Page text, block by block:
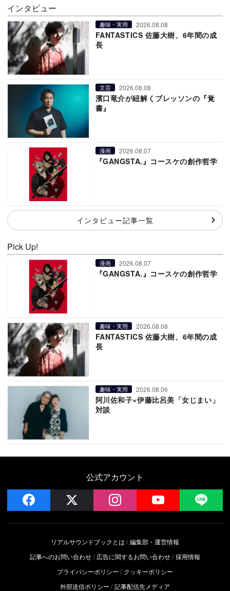
インタビュー
趣味・実用 2026.08.08
FANTASTICS 佐藤大樹、6年間の成
長
文芸 2026.08.08
濱口竜介が紐解くブレッソンの『覚
書』
漫画 2026.08.07
『GANGSTA.』コースケの創作哲学
インタビュー記事一覧
Pick Up!
漫画 2026.08.07
『GANGSTA.』コースケの創作哲学
趣味・実用 2026.08.08
FANTASTICS 佐藤大樹、6年間の成
長
趣味・実用 2026.08.06
阿川佐和子×伊藤比呂美「女じまい」
対談
公式アカウント
facebook instagram YouTube
リアルサウンドブックとは
編集部・運営情報
記事へのお問い合わせ
広告に関するお問い合わせ 採用情報
プライバシーポリシー
クッキーポリシー
外部送信ポリシー
記事配信先メディア